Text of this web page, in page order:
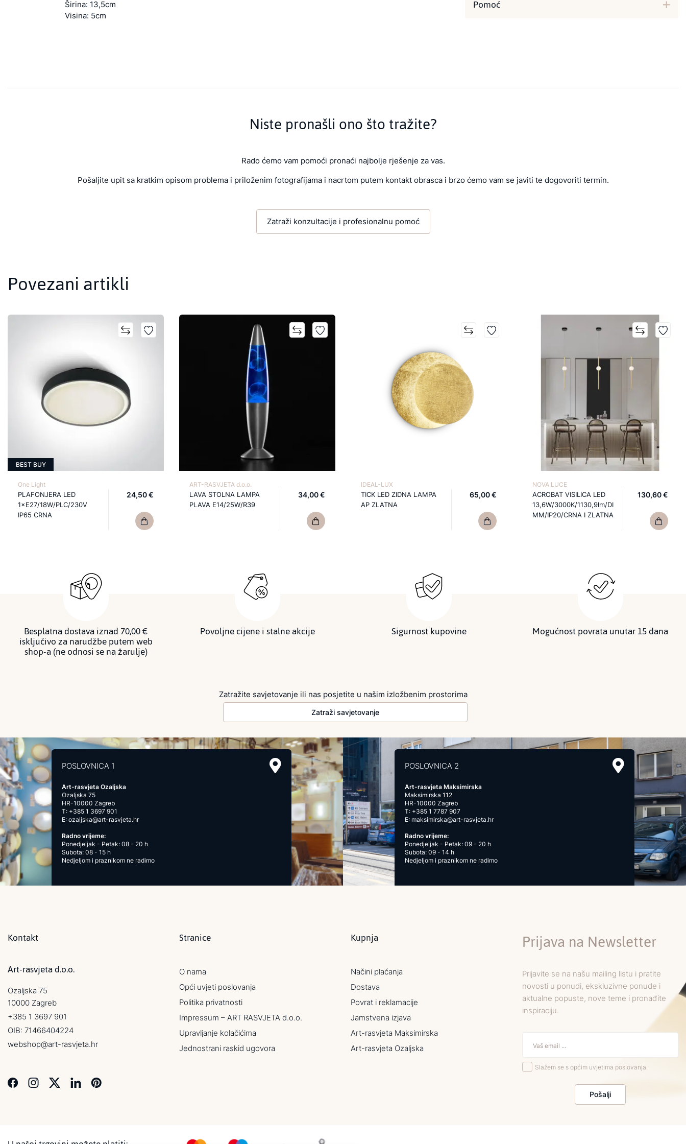
Širina: 13,5cm
Visina: 5cm
Pomoć
Niste pronašli ono što tražite?
Rado ćemo vam pomoći pronaći najbolje rješenje za vas.
Pošaljite upit sa kratkim opisom problema i priloženim fotografijama i nacrtom putem kontakt obrasca i brzo ćemo vam se javiti te dogovoriti termin.
Zatraži konzultacije i profesionalnu pomoć
Povezani artikli
BEST BUY
One Light
PLAFONJERA LED
1×E27/18W/PLC/230V
IP65 CRNA
24,50 €
ART-RASVJETA d.o.o.
LAVA STOLNA LAMPA
PLAVA E14/25W/R39
34,00 €
IDEAL-LUX
TICK LED ZIDNA LAMPA
AP ZLATNA
65,00 €
NOVA LUCE
ACROBAT VISILICA LED
13,6W/3000K/1130,9lm/DI
MM/IP20/CRNA I ZLATNA
130,60 €
Besplatna dostava iznad 70,00 €
isključivo za narudžbe putem web
shop-a (ne odnosi se na žarulje)
Povoljne cijene i stalne akcije Sigurnost kupovine Mogućnost povrata unutar 15 dana
Zatražite savjetovanje ili nas posjetite u našim izložbenim prostorima
Zatraži savjetovanje
POSLOVNICA 1
Art-rasvjeta Ozaljska
Ozaljska 75
HR-10000 Zagreb
T: +385 1 3697 901
E: ozaljska@art-rasvjeta.hr
Radno vrijeme:
Ponedjeljak - Petak: 08 - 20 h
Subota: 08 - 15 h
Nedjeljom i praznikom ne radimo
POSLOVNICA 2
Art-rasvjeta Maksimirska
Maksimirska 112
HR-10000 Zagreb
T: +385 1 7787 907
E: maksimirska@art-rasvjeta.hr
Radno vrijeme:
Ponedjeljak - Petak: 09 - 20 h
Subota: 09 - 14 h
Nedjeljom i praznikom ne radimo
Kontakt
Art-rasvjeta d.o.o.
Ozaljska 75
10000 Zagreb
+385 1 3697 901
OIB: 71466404224
webshop@art-rasvjeta.hr
Stranice
O nama
Opći uvjeti poslovanja
Politika privatnosti
Impressum – ART RASVJETA d.o.o.
Upravljanje kolačićima
Jednostrani raskid ugovora
Kupnja
Načini plaćanja
Dostava
Povrat i reklamacije
Jamstvena izjava
Art-rasvjeta Maksimirska
Art-rasvjeta Ozaljska
Prijava na Newsletter
Prijavite se na našu mailing listu i pratite
novosti u ponudi, ekskluzivne ponude i
aktualne popuste, nove teme i pronađite
inspiraciju.
Slažem se s općim uvjetima poslovanja
Pošalji